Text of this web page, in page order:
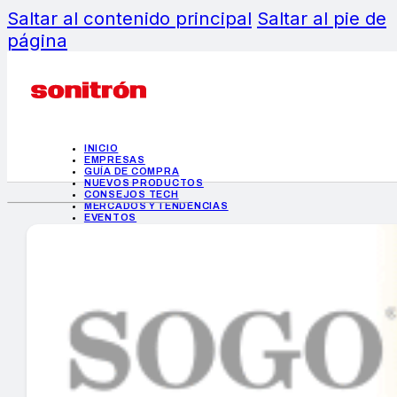
Saltar al contenido principal Saltar al pie de
página
INICIO
EMPRESAS
GUÍA DE COMPRA
NUEVOS PRODUCTOS
CONSEJOS TECH
MERCADOS Y TENDENCIAS
EVENTOS
INICIO
EMPRESAS